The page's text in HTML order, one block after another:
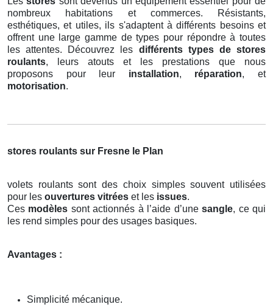
nombreux habitations et commerces. Résistants,
esthétiques, et utiles, ils s'adaptent à différents besoins et
offrent une large gamme de types pour répondre à toutes
les attentes. Découvrez les différents types de stores
roulants, leurs atouts et les prestations que nous
proposons pour leur installation, réparation, et
motorisation.
stores roulants sur Fresne le Plan
volets roulants sont des choix simples souvent utilisées
pour les ouvertures vitrées et les issues.
Ces modèles sont actionnés à l’aide d’unesangle, ce qui
les rend simples pour des usages basiques.
Avantages :
Simplicité mécanique.